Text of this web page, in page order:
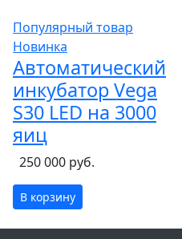
Популярный товар
Новинка
Автоматический
инкубатор Vega
S30 LED на 3000
яиц
250 000 руб.
В корзину